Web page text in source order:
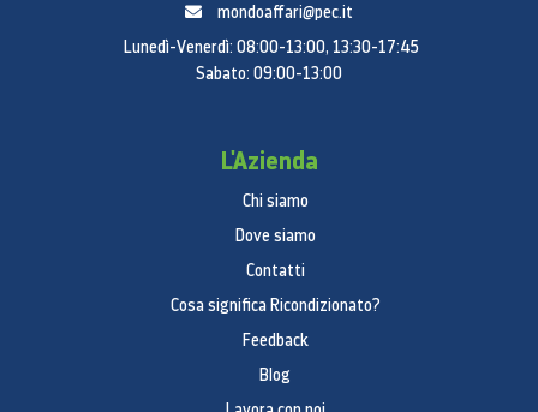
Angolo di visualizzazione
(orizzontale/verticale)
Tempo di risposta
mondoaffari@pec.it
Lunedì-Venerdì: 08:00-13:00, 13:30-17:45
Sabato: 09:00-13:00
L'Azienda
Chi siamo
Dove siamo
Contatti
Cosa significa Ricondizionato?
Feedback
Blog